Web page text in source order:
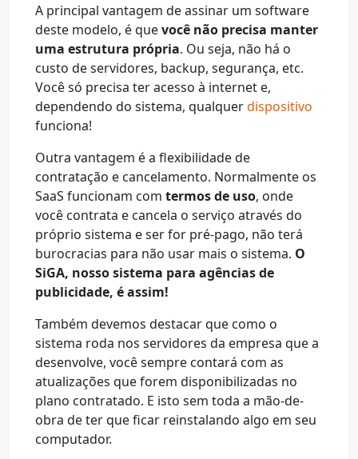
A principal vantagem de assinar um software
deste modelo, é quevocê não precisa manter
uma estrutura própria. Ou seja, não há o
custo de servidores, backup, segurança, etc.
Você só precisa ter acesso à internet e,
dependendo do sistema, qualquerdispositivo
funciona!
Outra vantagem é a flexibilidade de
contratação e cancelamento. Normalmente os
SaaS funcionam com termos de uso, onde
você contrata e cancela o serviço através do
próprio sistema e ser for pré-pago, não terá
burocracias para não usar mais o sistema. O
SiGA, nosso sistema para agências de
publicidade, é assim!
Também devemos destacar que como o
sistema roda nos servidores da empresa que a
desenvolve, você sempre contará com as
atualizações que forem disponibilizadas no
plano contratado. E isto sem toda a mão-de-
obra de ter que ficar reinstalando algo em seu
computador.